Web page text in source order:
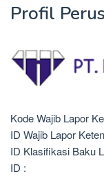
Profil
Kode Wajib Lapor
ID Wajib Lapor
ID Klasifikasi Baku
ID :